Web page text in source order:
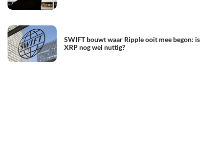
SWIFT bouwt waar Ripple ooit mee begon: is
XRP nog wel nuttig?